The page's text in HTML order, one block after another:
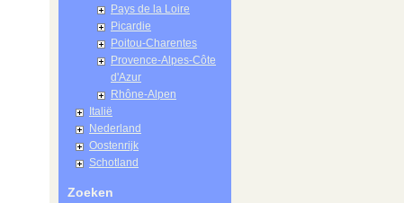
Pays de la Loire
Picardie
Poitou-Charentes
Provence-Alpes-Côte
d'Azur
Rhône-Alpen
Italië
Nederland
Oostenrijk
Schotland
Zoeken